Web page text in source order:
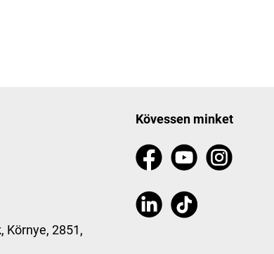
Környe, 2851,
Kövessen minket